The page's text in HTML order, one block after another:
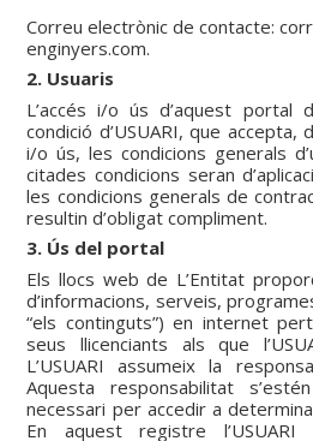
Correu electrònic de contacte:
enginyers.com.
2. Usuaris
L’accés i/o ús d’aquest portal
condició d’USUARI, que accepta,
i/o ús, les condicions generals
citades condicions seran
les condicions generals de
resultin d’obligat compliment.
3. Ús del portal
Els llocs web de L’Entitat
d’informacions, serveis,
“els continguts”) en internet
seus llicenciants als que
L’USUARI assumeix la
Aquesta responsabilitat
necessari per accedir a
En aquest registre